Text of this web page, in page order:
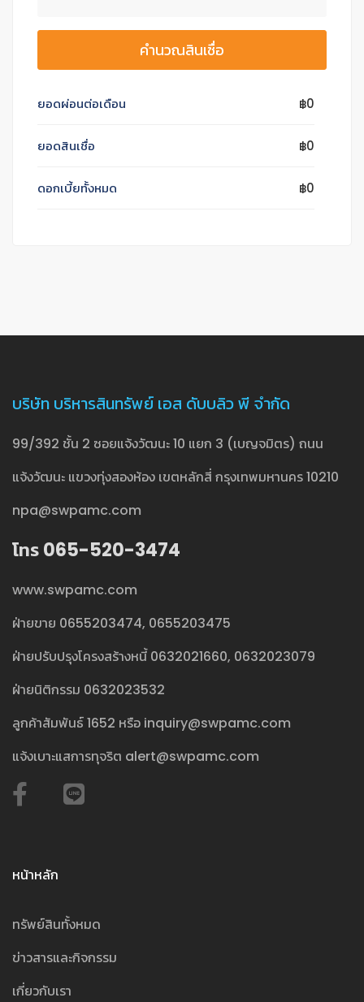
คำนวณสินเชื่อ
ยอดผ่อนต่อเดือน ฿0
ยอดสินเชื่อ ฿0
ดอกเบี้ยทั้งหมด ฿0
บริษัท บริหารสินทรัพย์ เอส ดับบลิว พี จำกัด
99/392 ชั้น 2 ซอยแจ้งวัฒนะ 10 แยก 3 (เบญจมิตร) ถนน
แจ้งวัฒนะ แขวงทุ่งสองห้อง เขตหลักสี่ กรุงเทพมหานคร 10210
npa@swpamc.com
โทร 065-520-3474
www.swpamc.com
ฝ่ายขาย 0655203474, 0655203475
ฝ่ายปรับปรุงโครงสร้างหนี้ 0632021660, 0632023079
ฝ่ายนิติกรรม 0632023532
ลูกค้าสัมพันธ์1652 หรือ inquiry@swpamc.com
แจ้งเบาะแสการทุจริต alert@swpamc.com
หน้าหลัก
ทรัพย์สินทั้งหมด
ข่าวสารและกิจกรรม
เกี่ยวกับเรา